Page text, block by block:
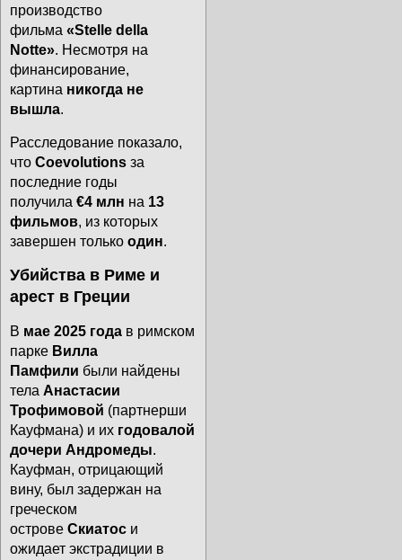
производство
фильма «Stelle della
Notte». Несмотря на
финансирование,
картина никогда не
вышла.
Расследование показало,
что Coevolutions за
последние годы
получила €4 млн на 13
фильмов, из которых
завершен только один.
Убийства в Риме и
арест в Греции
В мае 2025 года в римском
парке Вилла
Памфили были найдены
тела Анастасии
Трофимовой (партнерши
Кауфмана) и их годовалой
дочери Андромеды.
Кауфман, отрицающий
вину, был задержан на
греческом
острове Скиатос и
ожидает экстрадиции в